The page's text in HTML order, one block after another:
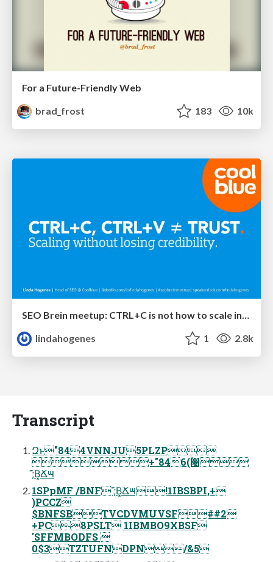
For a Future-Friendly Web
brad_frost
183 10k
lindahogenes
1 2.8k
Transcript
Զͱ"844VNNJU5PLZP
+"846(ۚ୔
;͊Β͓Ճ౻
1SPpMF /BNF ;͊Β͓Ճ౻!1IBSBPI,+
)PCCZ
$BNFSBTVCDVMUVSF##2
+PC8PSLT 1IBMBO9XBSF
'SFFMBODFS 
0$3TZTUFNDPN/&5